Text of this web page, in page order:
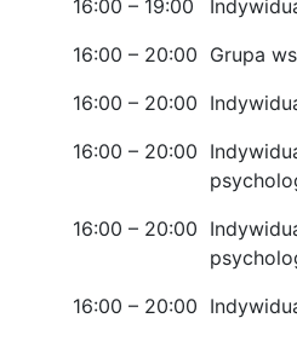
16:00 – 19:00
16:00 – 20:00 Grupa
16:00 – 20:00
16:00 – 20:00
16:00 – 20:00
16:00 – 20:00